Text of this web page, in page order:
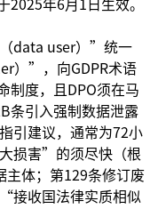
2025年6月1日生效。
data user）”统一
）”，向GDPR术语
制度，且DPO须在马
条引入强制数据泄露
引建议，通常为72小
损害”的须尽快（根
主体；第129条修订废
接收国法律实质相似